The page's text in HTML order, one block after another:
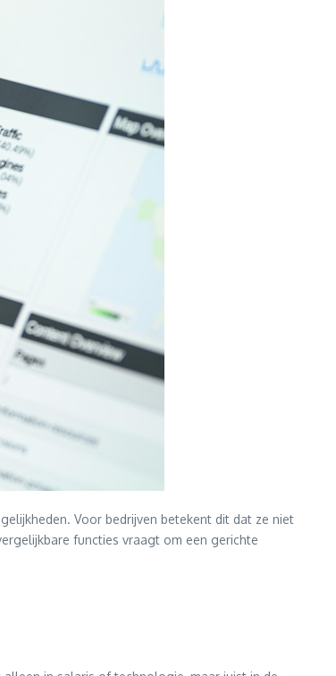
Voor bedrijven betekent dit dat ze niet
functies vraagt om een gerichte